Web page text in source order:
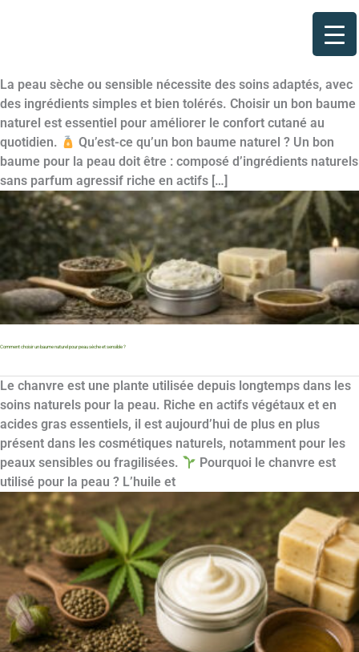
La peau sèche ou sensible nécessite des soins adaptés, avec
des ingrédients simples et bien tolérés. Choisir un bon baume
naturel est essentiel pour améliorer le confort cutané au
quotidien.
Qu’est-ce qu’un bon baume naturel ? Un bon
baume pour la peau doit être : composé d’ingrédients naturels
sans parfum agressif riche en actifs […]
Comment choisir un baume naturel pour peau sèche et sensible ?
Le chanvre est une plante utilisée depuis longtemps dans les
soins naturels pour la peau. Riche en actifs végétaux et en
acides gras essentiels, il est aujourd’hui de plus en plus
présent dans les cosmétiques naturels, notamment pour les
peaux sensibles ou fragilisées.
Pourquoi le chanvre est
utilisé pour la peau ? L’huile et